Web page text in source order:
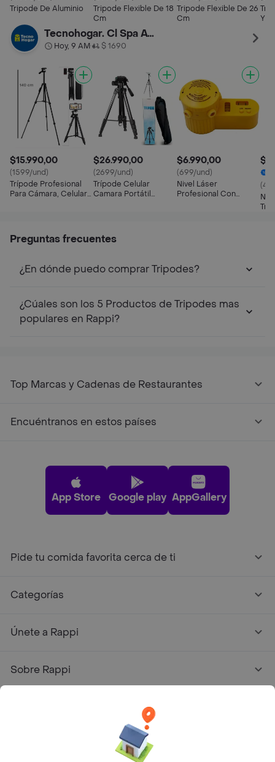
Tripode De Aluminio
Tripode Flexible De 18
Cm
Tripode Flexible De 26
Cm
Y
Tecnohogar. Cl Spa Av. Matta
Hoy, 9 AM• $ 1690
$15.990,00
(1599/und)
Trípode Profesional
Para Cámara, Celular,
$26.990,00
(2699/und)
Trípode Celular
Camara Portátil
$6.990,00
(699/und)
Nivel Láser
Profesional Con
Preguntas frecuentes
¿En dónde puedo comprar Tripodes?
¿Cúales son los 5 Productos de Tripodes mas
populares en Rappi?
Top Marcas y Cadenas de Restaurantes
Encuéntranos en estos países
App Store Google play AppGallery
Pide tu comida favorita cerca de ti
Categorías
Únete a Rappi
Sobre Rappi
Facebook
TwitterInstagram
Rappi Inc. All rights reserved.